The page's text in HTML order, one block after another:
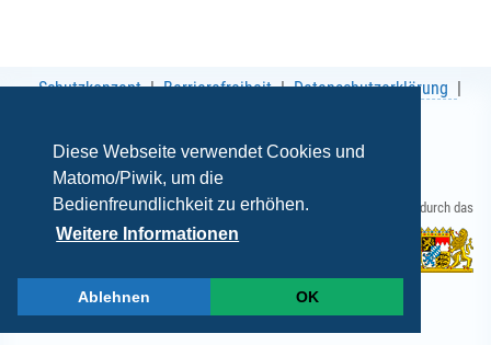
Diese Webseite verwendet Cookies und
Matomo/Piwik, um die
Bedienfreundlichkeit zu erhöhen.
Weitere Informationen
Ablehnen OK
Schutzkonzept Barrierefreiheit
Datenschutzerklärung
Gefördert durch das